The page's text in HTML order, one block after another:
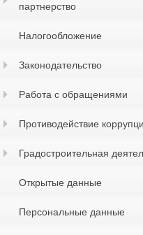
партнерство
Налогообложение
Законодательство
Работа с обращениями
Противодействие
Градостроительная
Открытые данные
Персональные данные